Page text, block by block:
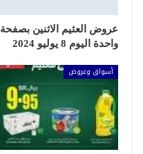
عروض العثيم الاثنين بصفحة
واحدة اليوم 8 يوليو 2024
أسواق وعروض